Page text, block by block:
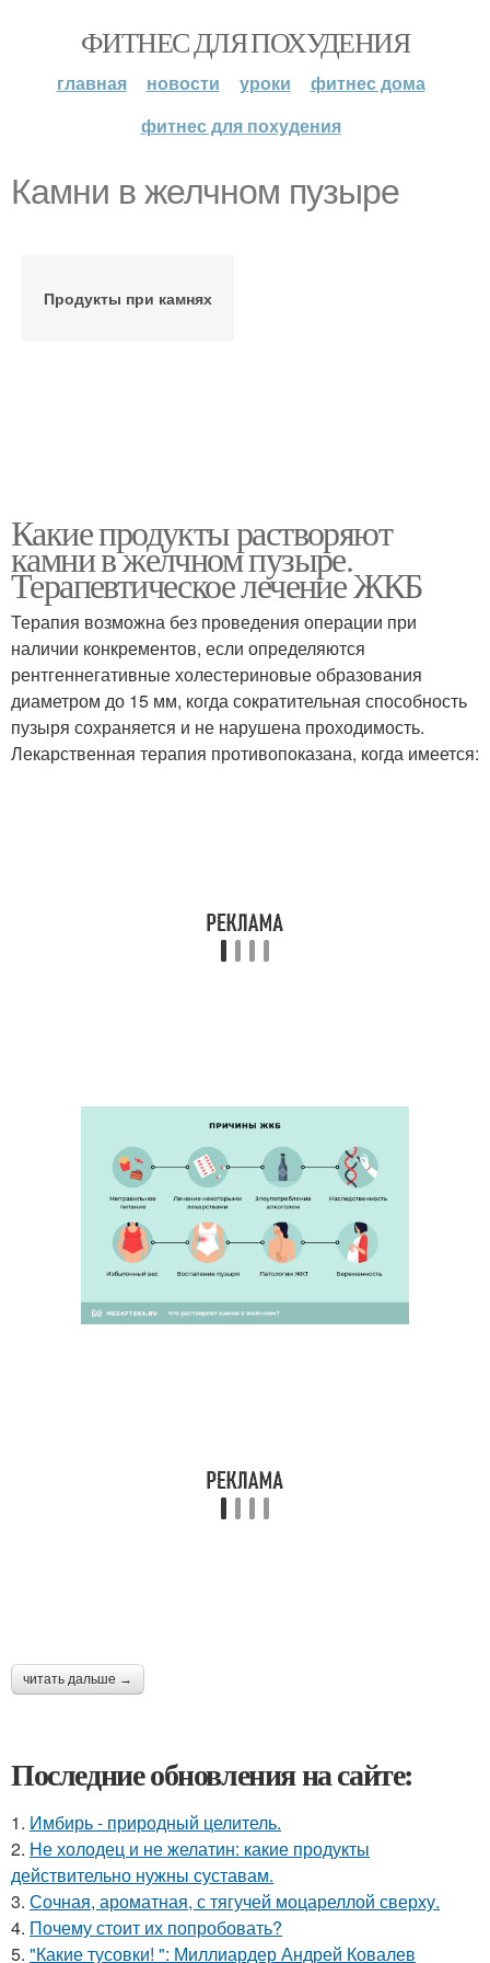
ФИТНЕС ДЛЯ ПОХУДЕНИЯ
главная новости уроки
фитнес дома
фитнес для похудения
Камни в желчном пузыре
Продукты при камнях
Какие продукты растворяют
камни в желчном пузыре.
Терапевтическое лечение ЖКБ
Терапия возможна без проведения операции при
наличии конкрементов, если определяются
рентгеннегативные холестериновые образования
диаметром до 15 мм, когда сократительная способность
пузыря сохраняется и не нарушена проходимость.
Лекарственная терапия противопоказана, когда имеется:
читать дальше →
Последние обновления на сайте:
1. Имбирь - природный целитель.
2. Не холодец и не желатин: какие продукты
действительно нужны суставам.
3. Сочная, ароматная, с тягучей моцареллой сверху.
4. Почему стоит их попробовать?
5. "Какие тусовки! ": Миллиардер Андрей Ковалев